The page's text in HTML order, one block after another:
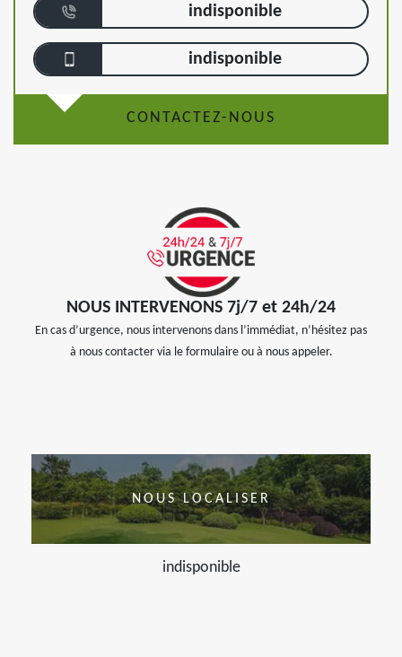
indisponible
indisponible
CONTACTEZ-NOUS
NOUS INTERVENONS 7j/7 et 24h/24
En cas d’urgence, nous intervenons dans l’immédiat, n’hésitez pas
à nous contacter via le formulaire ou à nous appeler.
NOUS LOCALISER
indisponible